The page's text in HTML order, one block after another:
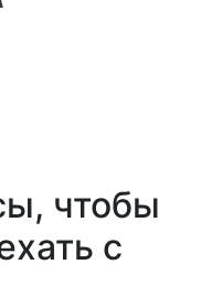
чтобы
с